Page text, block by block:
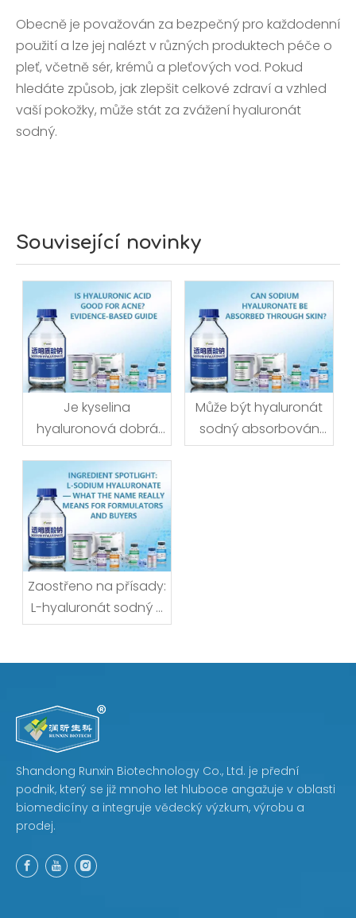
Obecně je považován za bezpečný pro každodenní
použití a lze jej nalézt v různých produktech péče o
pleť, včetně sér, krémů a pleťových vod. Pokud
hledáte způsob, jak zlepšit celkové zdraví a vzhled
vaší pokožky, může stát za zvážení hyaluronát
sodný.
Související novinky
Je kyselina
hyaluronová dobrá
na akné? Průvodce
založený na důkazech
Může být hyaluronát
sodný absorbován
kůží?
Zaostřeno na přísady:
L-hyaluronát sodný –
co tento název
Shandong Runxin Biotechnology Co., Ltd. je přední
podnik, který se již mnoho let hluboce angažuje v oblasti
biomedicíny a integruje vědecký výzkum, výrobu a
prodej.